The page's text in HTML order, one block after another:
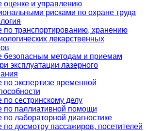
оценке и управлению
рисками по охране труда
по транспортированию, хранению
лекарственных
безопасным методам и приемам
эксплуатации лазерного
по экспертизе временной
по сестринскому делу
по паллиативной помощи
по лабораторной диагностике
по досмотру пассажиров, посетителей